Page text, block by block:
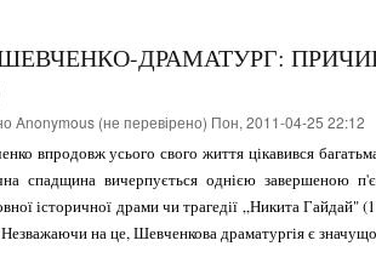
ДРАМАТУРГ:
Anonymous (не перевірено) Пон, 2011-04-25 22:12
впродовж усього свого життя цікавився
спадщина вичерпується однією завершеною
історичної драми чи трагедії „Никита
на це, Шевченкова драматургія є